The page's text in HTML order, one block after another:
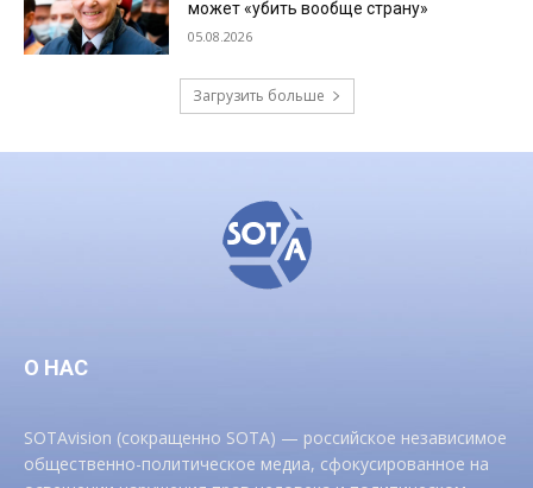
может «убить вообще страну»
05.08.2026
Загрузить больше
О НАС
SOTAvision (сокращенно SOTA) — российское независимое
общественно-политическое медиа, сфокусированное на